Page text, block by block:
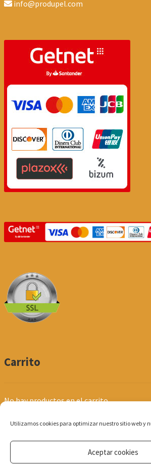
Utilizamos cookies para optimizar nuestro sitio web y
Aceptar cookies
info@produpel.com
Carrito
No hay productos en el carrito.